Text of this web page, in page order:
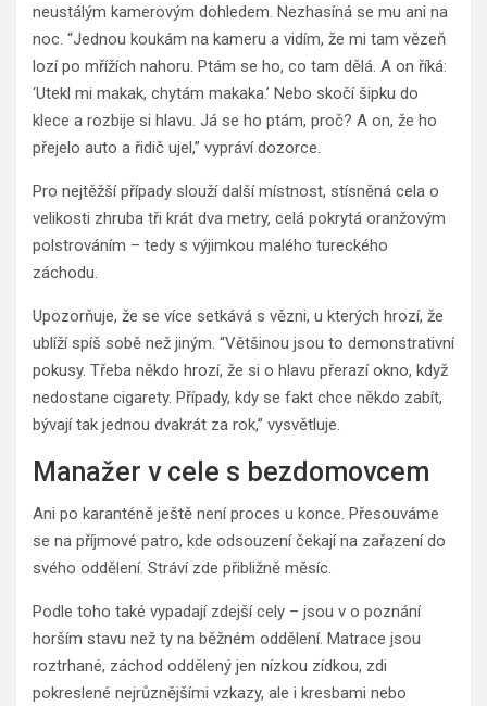
neustálým kamerovým dohledem. Nezhasíná se mu ani na
noc. “Jednou koukám na kameru a vidím, že mi tam vězeň
lozí po mřížích nahoru. Ptám se ho, co tam dělá. A on říká:
‘Utekl mi makak, chytám makaka.’ Nebo skočí šipku do
klece a rozbije si hlavu. Já se ho ptám, proč? A on, že ho
přejelo auto a řidič ujel,” vypráví dozorce.
Pro nejtěžší případy slouží další místnost, stísněná cela o
velikosti zhruba tři krát dva metry, celá pokrytá oranžovým
polstrováním – tedy s výjimkou malého tureckého
záchodu.
Upozorňuje, že se více setkává s vězni, u kterých hrozí, že
ublíží spíš sobě než jiným. “Většinou jsou to demonstrativní
pokusy. Třeba někdo hrozí, že si o hlavu přerazí okno, když
nedostane cigarety. Případy, kdy se fakt chce někdo zabít,
bývají tak jednou dvakrát za rok,” vysvětluje.
Manažer v cele s bezdomovcem
Ani po karanténě ještě není proces u konce. Přesouváme
se na příjmové patro, kde odsouzení čekají na zařazení do
svého oddělení. Stráví zde přibližně měsíc.
Podle toho také vypadají zdejší cely – jsou v o poznání
horším stavu než ty na běžném oddělení. Matrace jsou
roztrhané, záchod oddělený jen nízkou zídkou, zdi
pokreslené nejrůznějšími vzkazy, ale i kresbami nebo